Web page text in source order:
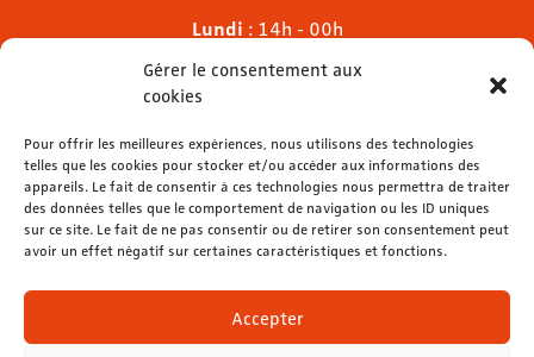
Gérer le consentement aux
cookies
Pour offrir les meilleures expériences, nous utilisons des technologies
telles que les cookies pour stocker et/ou accéder aux informations des
appareils. Le fait de consentir à ces technologies nous permettra de traiter
des données telles que le comportement de navigation ou les ID uniques
sur ce site. Le fait de ne pas consentir ou de retirer son consentement peut
avoir un effet négatif sur certaines caractéristiques et fonctions.
Accepter
Lundi : 14h - 00h
Mardi & mercredi
Jeudi
Dimanche: 11h - 00h
04 77 32 32 01